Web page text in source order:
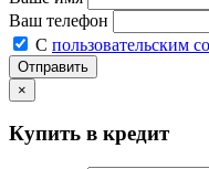
Ваш телефон
С пользовательским
Отправить
×
Купить в кредит